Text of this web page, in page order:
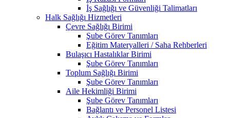
İş Sağlığı ve Güvenliği Talimatları
Halk Sağlığı Hizmetleri
Çevre Sağlığı Birimi
Şube Görev Tanımları
Eğitim Materyalleri / Saha Rehberleri
Bulaşıcı Hastalıklar Birimi
Şube Görev Tanımları
Toplum Sağlığı Birimi
Şube Görev Tanımları
Aile Hekimliği Birimi
Şube Görev Tanımları
Bağlantı ve Personel Listesi